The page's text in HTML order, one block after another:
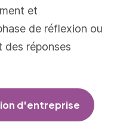
et
de réflexion ou
des réponses
d'entreprise